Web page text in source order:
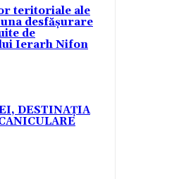
teritoriale ale
desfășurare
de
Ierarh Nifon
DESTINAȚIA